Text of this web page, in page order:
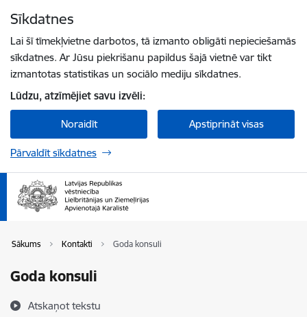
Sīkdatnes
Lai šī tīmekļvietne darbotos, tā izmanto obligāti nepieciešamās
sīkdatnes. Ar Jūsu piekrišanu papildus šajā vietnē var tikt
izmantotas statistikas un sociālo mediju sīkdatnes.
Lūdzu, atzīmējiet savu izvēli:
Noraidīt Apstiprināt visas
Pārvaldīt sīkdatnes
Sākums Kontakti Goda konsuli
Goda konsuli
Atskaņot tekstu